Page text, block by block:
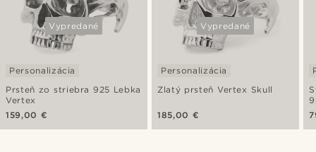
Vypredané
Prsteň zo striebra 925 Lebka
Vertex
Personalizácia
159,00 €
Vypredané
Zlatý prsteň Vertex Skull
Personalizácia
185,00 €